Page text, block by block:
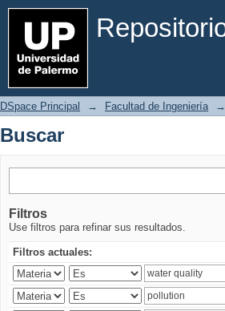
Buscar
DSpace Principal → Facultad de Ingeniería →
Buscar
Filtros
Use filtros para refinar sus resultados.
Filtros actuales: